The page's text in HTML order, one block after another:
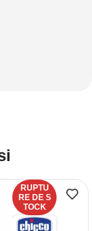
RUPTU
RE DE S
TOCK